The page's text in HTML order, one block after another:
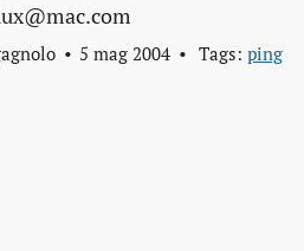
5 mag 2004 Tags: ping